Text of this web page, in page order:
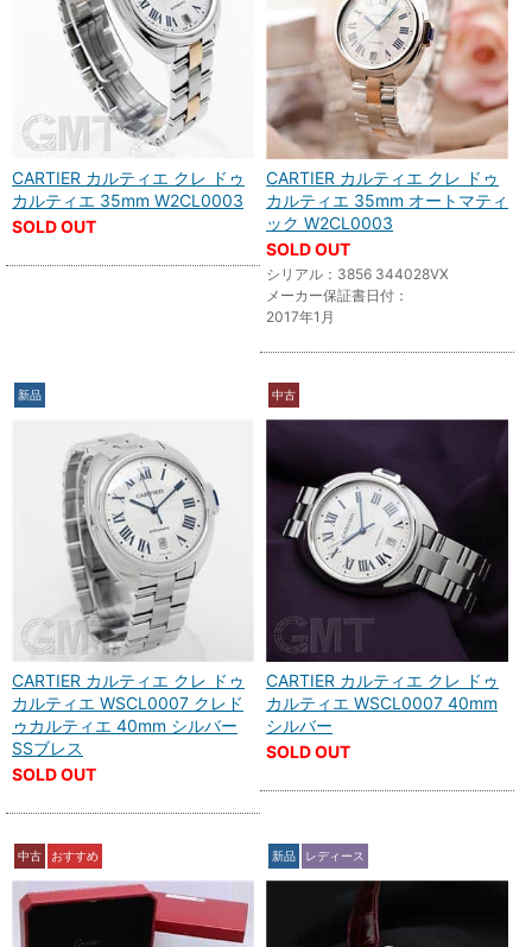
CARTIER カルティエ クレ ドゥ
カルティエ 35mm W2CL0003
SOLD OUT
CARTIER カルティエ クレ ドゥ
カルティエ 35mm オートマティ
ック W2CL0003
SOLD OUT
シリアル：3856 344028VX
メーカー保証書日付：
2017年1月
新品
CARTIER カルティエ クレ ドゥ
カルティエ WSCL0007 クレド
ゥカルティエ 40mm シルバー
SSブレス
SOLD OUT
中古
CARTIER カルティエ クレ ドゥ
カルティエ WSCL0007 40mm
シルバー
SOLD OUT
中古 おすすめ 新品 レディース